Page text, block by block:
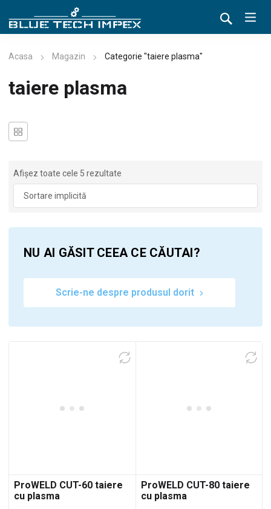
Acasa Magazin Categorie "taiere plasma"
taiere plasma
Afișez toate cele 5 rezultate
NU AI GĂSIT CEEA CE CĂUTAI?
Scrie-ne despre produsul dorit
ProWELD CUT-60 taiere
cu plasma
ProWELD CUT-80 taiere
cu plasma